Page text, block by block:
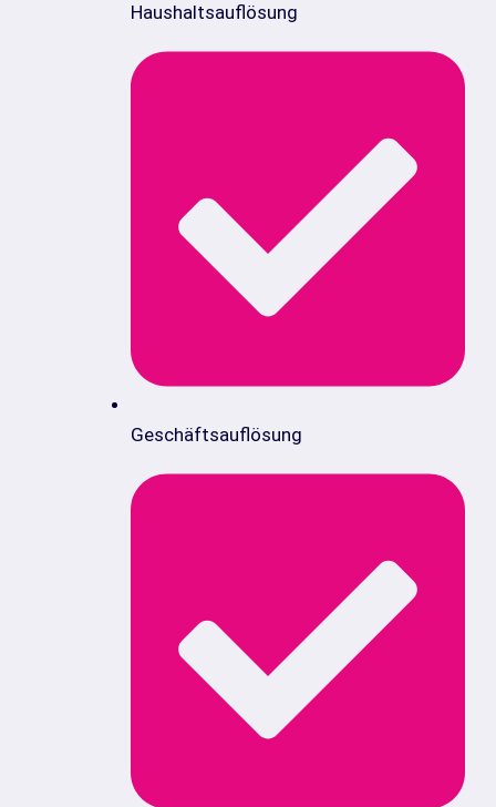
Haushaltsauflösung
Geschäftsauflösung